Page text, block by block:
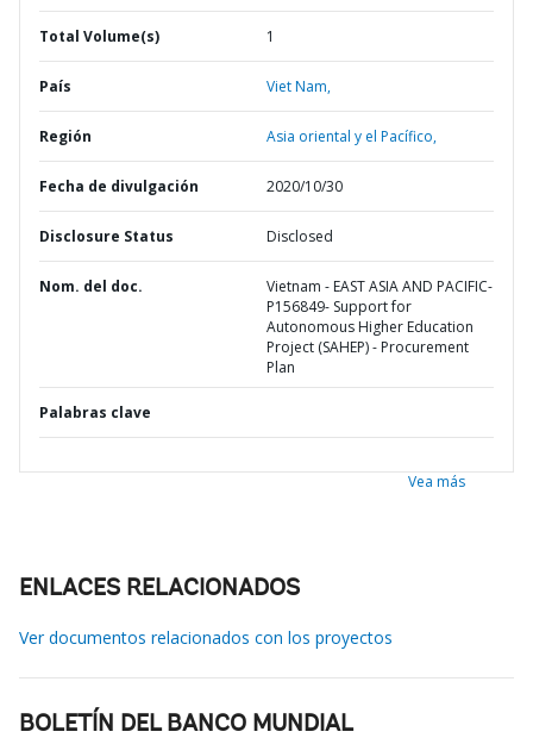
Total Volume(s) 1
País Viet Nam,
Región Asia oriental y el Pacífico,
Fecha de divulgación 2020/10/30
Disclosure Status Disclosed
Nom. del doc.
Vietnam - EAST ASIA AND PACIFIC-
P156849- Support for
Autonomous Higher Education
Project (SAHEP) - Procurement
Plan
Palabras clave
Vea más
ENLACES RELACIONADOS
Ver documentos relacionados con los proyectos
BOLETÍN DEL BANCO MUNDIAL